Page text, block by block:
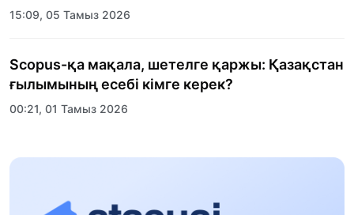
15:09, 05 Тамыз 2026
Scopus-қа мақала, шетелге қаржы: Қазақстан
ғылымының есебі кімге керек?
00:21, 01 Тамыз 2026
«Заң керуені» жобасы: Абай облысында
17:31, 31 Шілде 2026